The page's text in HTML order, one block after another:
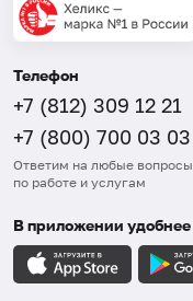
Телефон
+7 (812) 309 12 21
+7 (800) 700 03 03
Ответим на любые вопросы
по работе и услугам
В приложении удобнее